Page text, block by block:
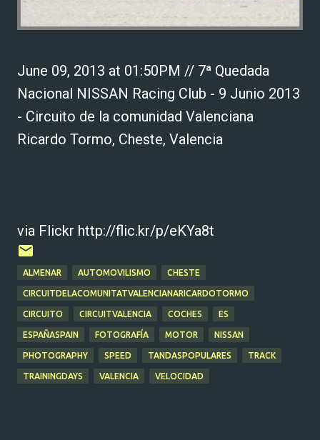
June 09, 2013 at 01:50PM // 7ª Quedada
Nacional NISSAN Racing Club - 9 Junio 2013
- Circuito de la comunidad Valenciana
Ricardo Tormo, Cheste, Valencia
via Flickr http://flic.kr/p/eKYa8t
ALMENAR AUTOMOVILISMO CHESTE
CIRCUITDELACOMUNITATVALENCIANARICARDOTORMO
CIRCUITO CIRCUITVALENCIA COCHES ES
ESPAÑASPAIN FOTOGRAFÍA MOTOR NISSAN
PHOTOGRAPHY SPEED TANDASPOPULARES TRACK
TRAININGDAYS VALENCIA VELOCIDAD